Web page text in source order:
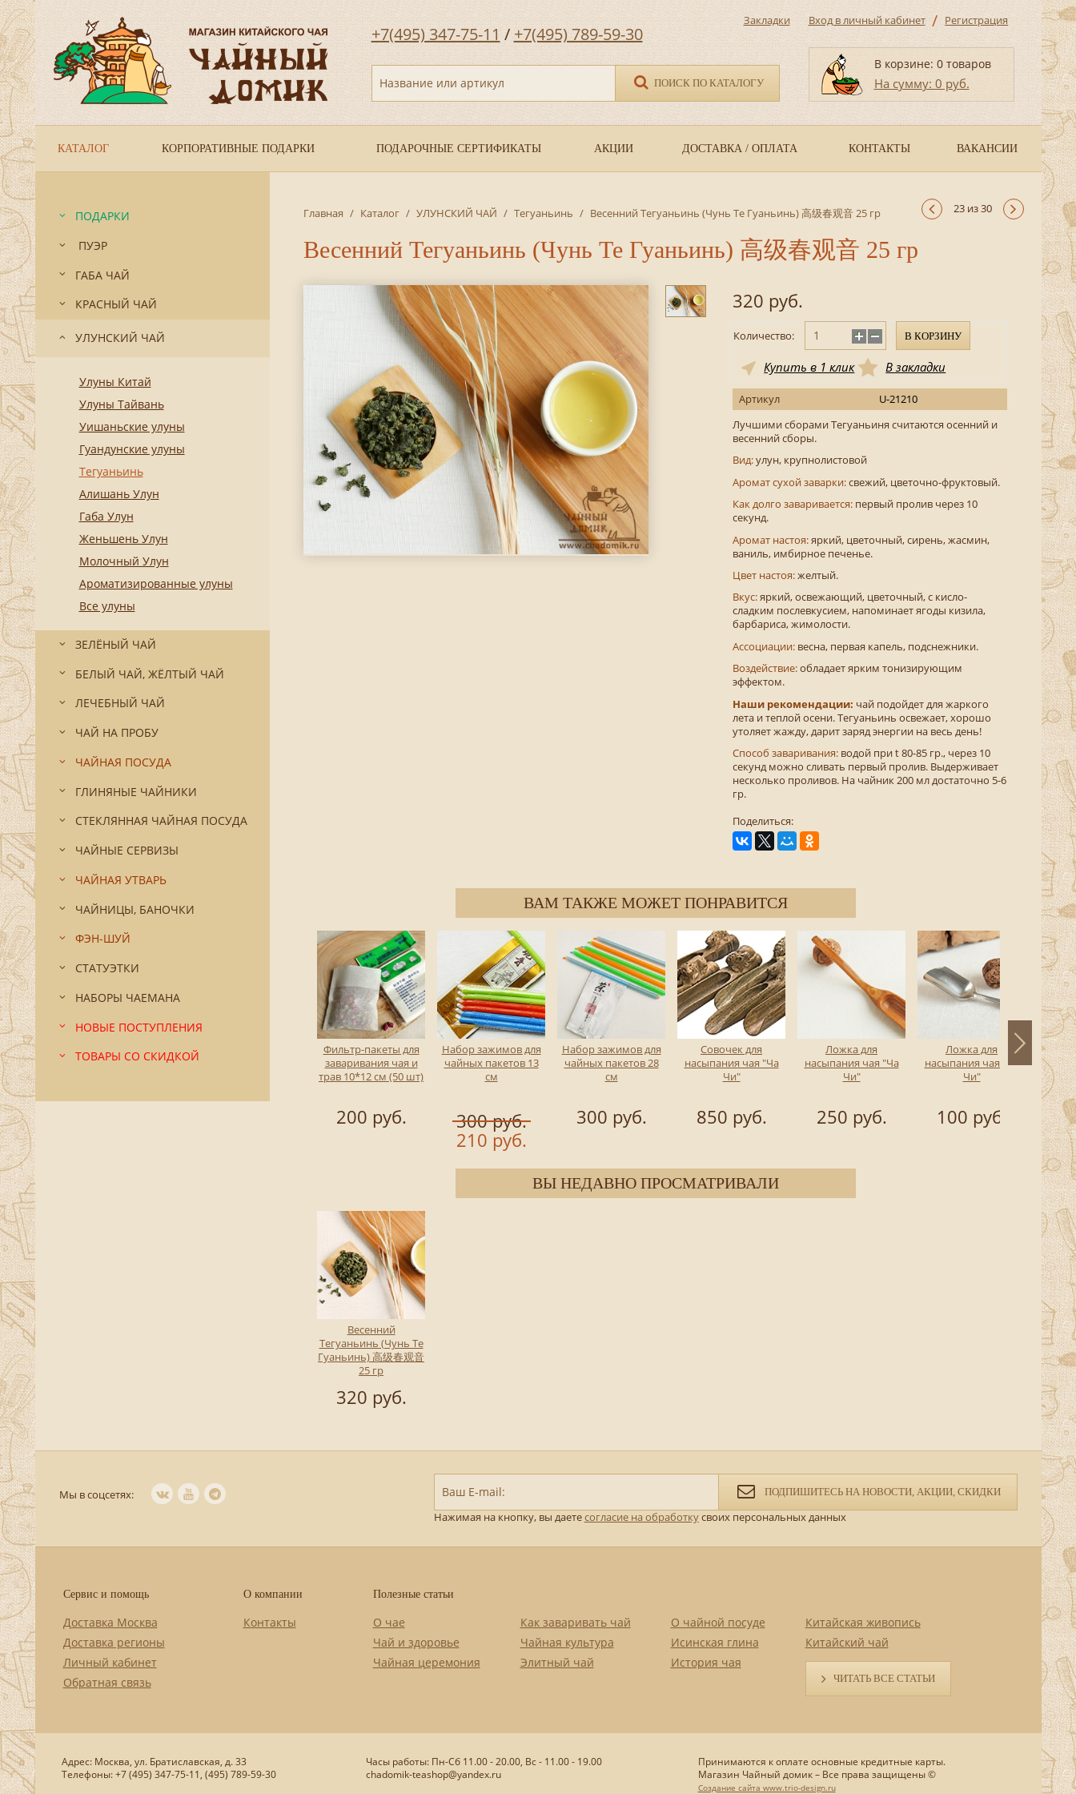
+7(495) 347-75-11 / +7(495) 789-59-30
Название или артикул ПОИСК ПО КАТАЛОГУ
Закладки Вход в личный кабинет / Регистрация
В корзине: 0 товаров
На сумму: 0 руб.
КАТАЛОГ КОРПОРАТИВНЫЕ ПОДАРКИ ПОДАРОЧНЫЕ СЕРТИФИКАТЫ АКЦИИ ДОСТАВКА / ОПЛАТА КОНТАКТЫ ВАКАНСИИ
ПОДАРКИ
ПУЭР
ГАБА ЧАЙ
КРАСНЫЙ ЧАЙ
УЛУНСКИЙ ЧАЙ
Улуны Китай
Улуны Тайвань
Уишаньские улуны
Гуандунские улуны
Тегуаньинь
Алишань Улун
Габа Улун
Женьшень Улун
Молочный Улун
Ароматизированные улуны
Все улуны
ЗЕЛЁНЫЙ ЧАЙ
БЕЛЫЙ ЧАЙ, ЖЁЛТЫЙ ЧАЙ
ЛЕЧЕБНЫЙ ЧАЙ
ЧАЙ НА ПРОБУ
ЧАЙНАЯ ПОСУДА
ГЛИНЯНЫЕ ЧАЙНИКИ
СТЕКЛЯННАЯ ЧАЙНАЯ ПОСУДА
ЧАЙНЫЕ СЕРВИЗЫ
ЧАЙНАЯ УТВАРЬ
ЧАЙНИЦЫ, БАНОЧКИ
ФЭН-ШУЙ
СТАТУЭТКИ
НАБОРЫ ЧАЕМАНА
НОВЫЕ ПОСТУПЛЕНИЯ
ТОВАРЫ СО СКИДКОЙ
Главная / Каталог / УЛУНСКИЙ ЧАЙ / Тегуаньинь / Весенний Тегуаньинь (Чунь Те Гуаньинь) 高级春观音 25 гр
Весенний Тегуаньинь (Чунь Те Гуаньинь) 高级春观音 25 гр
23 из 30
320 руб.
Количество: В КОРЗИНУ
Купить в 1 клик В закладки
Артикул
U-21210
Лучшими сборами Тегуаньиня считаются осенний и
весенний сборы.
Вид:улун, крупнолистовой
Аромат сухой заварки:свежий, цветочно-фруктовый.
Как долго заваривается: первый пролив через 10
секунд.
Аромат настоя:яркий, цветочный, сирень, жасмин,
ваниль, имбирное печенье.
Цвет настоя:желтый.
Вкус:яркий, освежающий, цветочный, с кисло-
сладким послевкусием, напоминает ягоды кизила,
барбариса, жимолости.
Ассоциации: весна, первая капель, подснежники.
Воздействие:обладает ярким тонизирующим
эффектом.
Наши рекомендации: чай подойдет для жаркого
лета и теплой осени. Тегуаньинь освежает, хорошо
утоляет жажду, дарит заряд энергии на весь день!
Способ заваривания: водой при t 80-85 гр., через 10
секунд можно сливать первый пролив. Выдерживает
несколько проливов. На чайник 200 мл достаточно 5-6
гр.
Поделиться:
ВАМ ТАКЖЕ МОЖЕТ ПОНРАВИТСЯ
Фильтр-пакеты для
заваривания чая и
трав 10*12 см (50 шт)
200 руб.
Набор зажимов для
чайных пакетов 13
см
300 руб.
210 руб.
Набор зажимов для
чайных пакетов 28
см
300 руб.
Совочек для
насыпания чая "Ча
Чи"
850 руб.
Ложка для
насыпания чая "Ча
Чи"
250 руб.
Ложка для
насыпания чая "Ча
Чи"
100 руб. 2
ВЫ НЕДАВНО ПРОСМАТРИВАЛИ
Весенний
Тегуаньинь (Чунь Те
Гуаньинь) 高级春观音
25 гр
320 руб.
Ваш E-mail: ПОДПИШИТЕСЬ НА НОВОСТИ, АКЦИИ, СКИДКИ
Нажимая на кнопку, вы даетесогласие на обработкусвоих персональных данных
Мы в соцсетях:
Сервис и помощь
Доставка Москва
Доставка регионы
Личный кабинет
Обратная связь
О компании
Контакты
Полезные статьи
О чае
Чай и здоровье
Чайная церемония
Как заваривать чай
Чайная культура
Элитный чай
О чайной посуде
Исинская глина
История чая
Китайская живопись
Китайский чай
ЧИТАТЬ ВСЕ СТАТЬИ
Адрес: Москва, ул. Братиславская, д. 33
Телефоны: +7 (495) 347-75-11, (495) 789-59-30
Часы работы: Пн-Сб 11.00 - 20.00, Вс - 11.00 - 19.00
chadomik-teashop@yandex.ru
Принимаются к оплате основные кредитные карты.
Магазин Чайный домик – Все права защищены ©
Создание сайта www.trio-design.ru